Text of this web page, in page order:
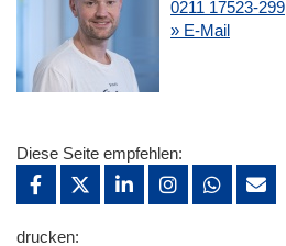
0211 17523-299
» E-Mail
Diese Seite empfehlen:
drucken: